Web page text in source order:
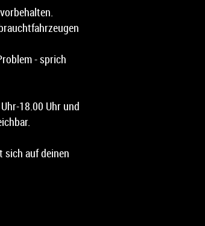
- sprich
18.00 Uhr und
sich auf deinen